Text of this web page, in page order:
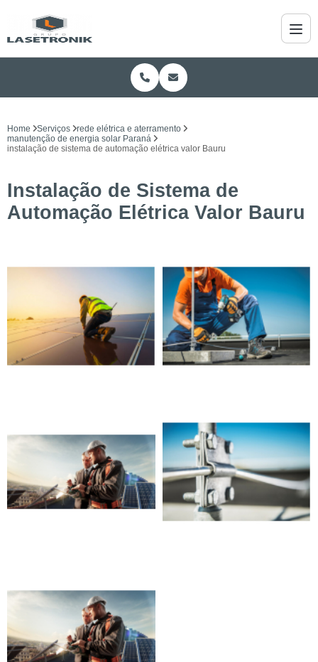
Home Serviços
rede elétrica e aterramento
manutenção de energia solar Paraná
instalação de sistema de automação elétrica valor Bauru
Instalação de Sistema de
Automação Elétrica Valor Bauru